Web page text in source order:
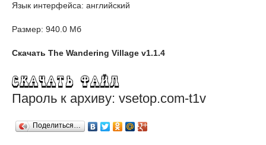
Язык интерфейса: английский
Размер: 940.0 Мб
Скачать The Wandering Village v1.1.4
Пароль к архиву: vsetop.com-t1v
Поделиться…